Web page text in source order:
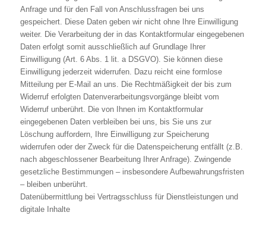
Anfrage und für den Fall von Anschlussfragen bei uns
gespeichert. Diese Daten geben wir nicht ohne Ihre Einwilligung
weiter. Die Verarbeitung der in das Kontaktformular eingegebenen
Daten erfolgt somit ausschließlich auf Grundlage Ihrer
Einwilligung (Art. 6 Abs. 1 lit. a DSGVO). Sie können diese
Einwilligung jederzeit widerrufen. Dazu reicht eine formlose
Mitteilung per E-Mail an uns. Die Rechtmäßigkeit der bis zum
Widerruf erfolgten Datenverarbeitungsvorgänge bleibt vom
Widerruf unberührt. Die von Ihnen im Kontaktformular
eingegebenen Daten verbleiben bei uns, bis Sie uns zur
Löschung auffordern, Ihre Einwilligung zur Speicherung
widerrufen oder der Zweck für die Datenspeicherung entfällt (z.B.
nach abgeschlossener Bearbeitung Ihrer Anfrage). Zwingende
gesetzliche Bestimmungen – insbesondere Aufbewahrungsfristen
– bleiben unberührt.
Datenübermittlung bei Vertragsschluss für Dienstleistungen und
digitale Inhalte